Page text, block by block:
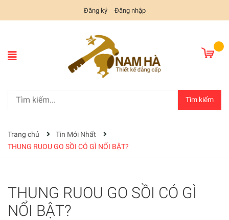
Đăng ký Đăng nhập
Tìm kiếm
Trang chủ
Tin Mới Nhất
THUNG RUOU GO SỒI CÓ GÌ NỔI BẬT?
THUNG RUOU GO SỒI CÓ GÌ
NỔI BẬT?